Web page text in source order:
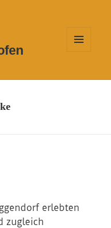
erlebten
zugleich